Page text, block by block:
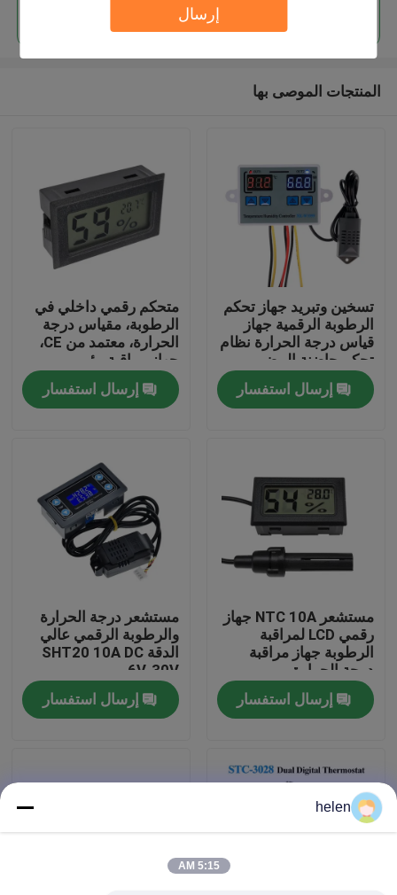
إرسال
الصفحة الرئيسية
معلومات عنا
جولة في المصنع
اتصل بنا
أخبار
القضايا
مدونة
المنتجات الموصى بها
تسخين وتبريد جهاز تحكم
الرطوبة الرقمية جهاز
قياس درجة الحرارة نظام
تحكم حاضنة البيض
إرسال استفسار
متحكم رقمي داخلي في
الرطوبة، مقياس درجة
الحرارة، معتمد من CE،
جهاز مراقبة بيئي
إرسال استفسار
مستشعر NTC 10A جهاز
رقمي LCD لمراقبة
الرطوبة جهاز مراقبة
درجة الحرارة
إرسال استفسار
مستشعر درجة الحرارة
والرطوبة الرقمي عالي
الدقة SHT20 10A DC
6V-30V
إرسال استفسار
helen
5:15 AM